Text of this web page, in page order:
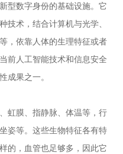
型数字身份的基础设施。它
技术，结合计算机与光学、
，依靠人体的生理特征或者
前人工智能技术和信息安全
成果之一。
虹膜、指静脉、体温等，行
姿等。这些生物特征各有特
的，血管也足够多，因此它